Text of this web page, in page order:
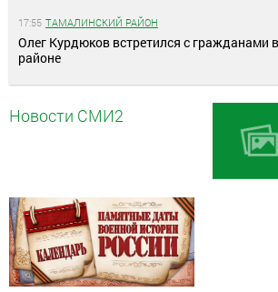
17:55 ТАМАЛИНСКИЙ РАЙОН
Олег Курдюков встретился с гражданами
районе
Новости СМИ2